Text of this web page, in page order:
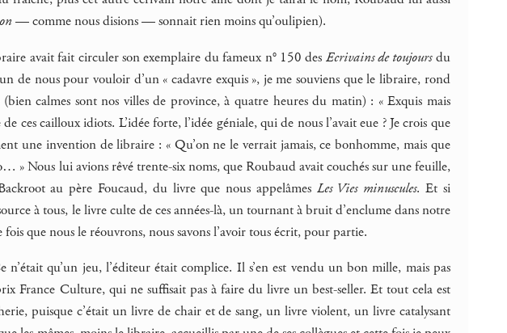
— comme nous disions — sonnait rien moins qu’oulipien).
avait fait circuler son exemplaire du fameux n° 150 des Ecrivains de toujoursdu
de nous pour vouloir d’un « cadavre exquis », je me souviens que le libraire, rond
calmes sont nos villes de province, à quatre heures du matin) : « Exquis mais
ces cailloux idiots. L’idée forte, l’idée géniale, qui de nous l’avait eue ? Je crois que
une invention de libraire : « Qu’on ne le verrait jamais, ce bonhomme, mais que
» Nous lui avions rêvé trente-six noms, que Roubaud avait couchés sur une feuille,
au père Foucaud, du livre que nous appelâmes Les Vies minuscules. Et si
à tous, le livre culte de ces années-là, un tournant à bruit d’enclume dans notre
que nous le réouvrons, nous savons l’avoir tous écrit, pour partie.
qu’un jeu, l’éditeur était complice. Il s’en est vendu un bon mille, mais pas
France Culture, qui ne suffisait pas à faire du livre un best-seller. Et tout cela est
puisque c’était un livre de chair et de sang, un livre violent, un livre catalysant